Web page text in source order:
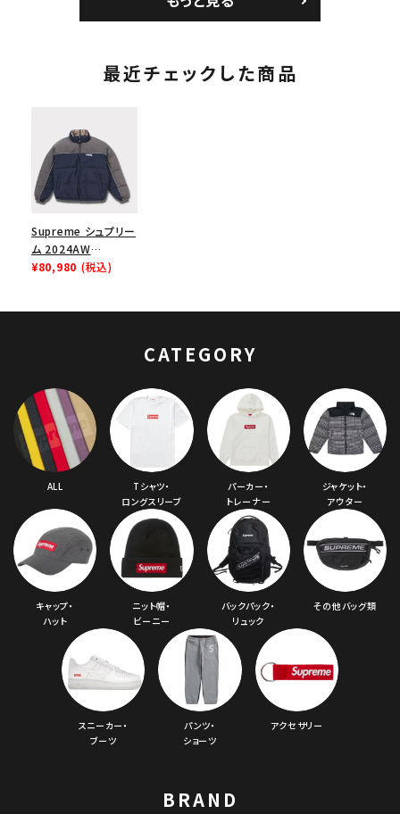
最近チェックした商品
Supreme シュプリー
ム 2024AW
Reversible Puffer
¥80,980 (税込)
CATEGORY
ALL
Tシャツ・
ロングスリーブ
パーカー・
トレーナー
ジャケット・
アウター
キャップ・
ハット
ニット帽・
ビーニー
バックパック・
リュック
その他バッグ類
スニーカー・
ブーツ
パンツ・
ショーツ
アクセサリー
BRAND